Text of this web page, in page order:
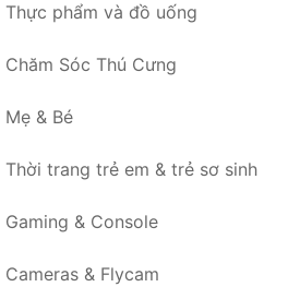
Thực phẩm và đồ uống
Chăm Sóc Thú Cưng
Mẹ & Bé
Thời trang trẻ em & trẻ sơ sinh
Gaming & Console
Cameras & Flycam